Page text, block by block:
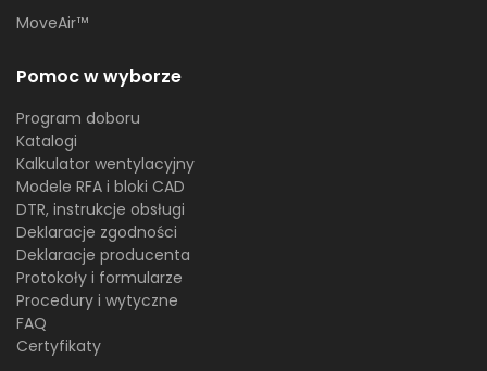
MoveAir™
Pomoc w wyborze
Program doboru
Katalogi
Kalkulator wentylacyjny
Modele RFA i bloki CAD
DTR, instrukcje obsługi
Deklaracje zgodności
Deklaracje producenta
Protokoły i formularze
Procedury i wytyczne
FAQ
Certyfikaty